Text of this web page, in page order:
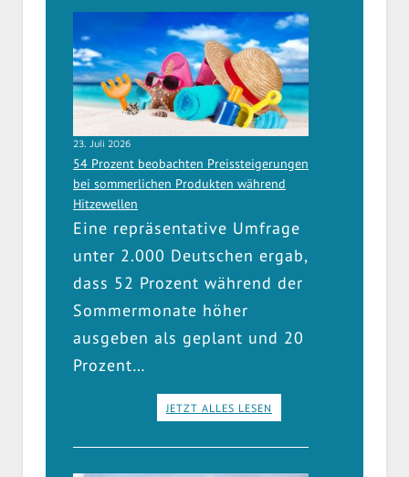
23. Juli 2026
54 Prozent beobachten Preissteigerungen
bei sommerlichen Produkten während
Hitzewellen
Eine repräsentative Umfrage
unter 2.000 Deutschen ergab,
dass 52 Prozent während der
Sommermonate höher
ausgeben als geplant und 20
Prozent…
JETZT ALLES LESEN